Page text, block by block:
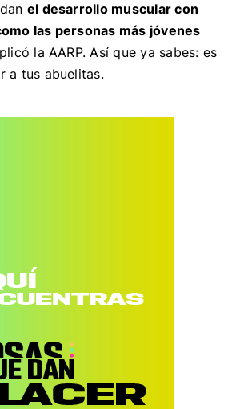
el desarrollo muscular con
las personas más jóvenes
la AARP. Así que ya sabes: es
a tus abuelitas.